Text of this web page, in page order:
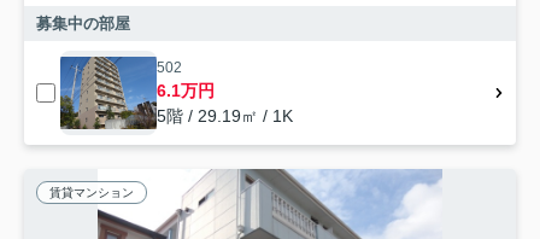
募集中の部屋
502
6.1万円
5階 / 29.19㎡ / 1K
賃貸マンション